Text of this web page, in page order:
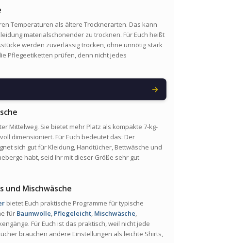
Temperaturen als ältere Trocknerarten. Das kann
materialschonender zu trocknen. Für Euch heißt
werden zuverlässig trocken, ohne unnötig stark
Pflegeetiketten prüfen, denn nicht jedes
→
Mittelweg. Sie bietet mehr Platz als kompakte 7-kg-
dimensioniert. Für Euch bedeutet das: Der
sich gut für Kleidung, Handtücher, Bettwäsche und
habt, seid Ihr mit dieser Größe sehr gut
und Mischwäsche
bietet Euch praktische Programme für typische
für Baumwolle, Pflegeleicht, Mischwäsche,
Für Euch ist das praktisch, weil nicht jede
brauchen andere Einstellungen als leichte Shirts,